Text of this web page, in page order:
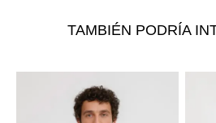
TAMBIÉN PODRÍA